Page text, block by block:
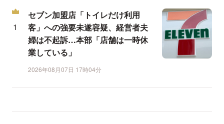
セブン加盟店「トイレだけ利用
客」への強要未遂容疑、経営者夫
婦は不起訴…本部「店舗は一時休
業している」
2026年08月07日 17時04分